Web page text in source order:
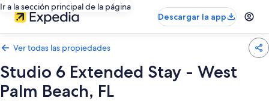
Ir a la sección principal de la página
Descargar la app
Ver todas las propiedades
Studio 6 Extended Stay - West
Palm Beach, FL